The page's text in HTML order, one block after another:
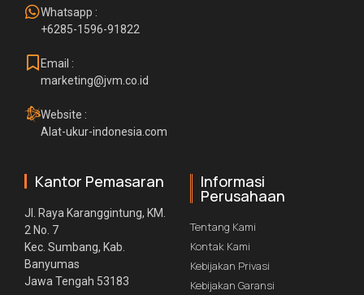
Whatsapp :
+6285-1596-91822
Email :
marketing@jvm.co.id
Website :
Alat-ukur-indonesia.com
Kantor Pemasaran
Jl. Raya Karanggintung, KM.
2 No. 7
Kec. Sumbang, Kab.
Banyumas
Jawa Tengah 53183
Informasi
Perusahaan
Tentang Kami
Kontak Kami
Kebijakan Privasi
Kebijakan Garansi